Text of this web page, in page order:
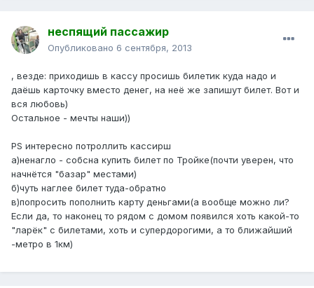
неспящий пассажир
Опубликовано 6 сентября, 2013
, везде: приходишь в кассу просишь билетик куда надо и
даёшь карточку вместо денег, на неё же запишут билет. Вот и
вся любовь)
Остальное - мечты наши))
PS интересно потроллить кассирш
а)ненагло - собсна купить билет по Тройке(почти уверен, что
начнётся "базар" местами)
б)чуть наглее билет туда-обратно
в)попросить пополнить карту деньгами(а вообще можно ли?
Если да, то наконец то рядом с домом появился хоть какой-то
"ларёк" с билетами, хоть и супердорогими, а то ближайший
-метро в 1км)